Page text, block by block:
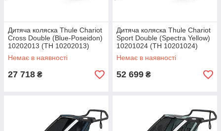
Дитяча коляска Thule Chariot
Cross Double (Blue-Poseidon)
10202013 (TH 10202013)
Немає в наявності
27 718 ₴
Дитяча коляска Thule Chariot
Sport Double (Spectra Yellow)
10201024 (TH 10201024)
Немає в наявності
52 699 ₴